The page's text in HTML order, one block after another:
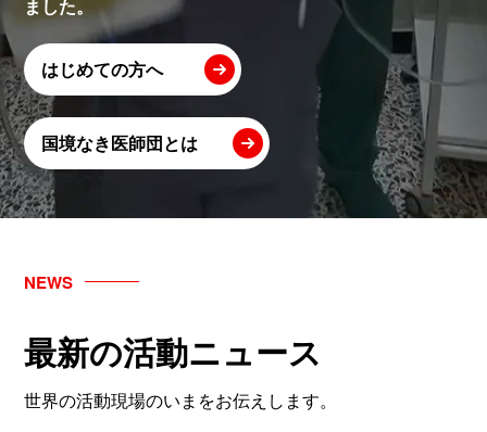
ました。
はじめての方へ
国境なき医師団とは
NEWS
最新の活動ニュース
世界の活動現場のいまをお伝えします。